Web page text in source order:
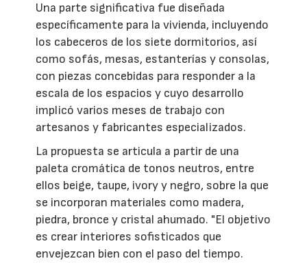
Una parte significativa fue diseñada
específicamente para la vivienda, incluyendo
los cabeceros de los siete dormitorios, así
como sofás, mesas, estanterías y consolas,
con piezas concebidas para responder a la
escala de los espacios y cuyo desarrollo
implicó varios meses de trabajo con
artesanos y fabricantes especializados.
La propuesta se articula a partir de una
paleta cromática de tonos neutros, entre
ellos beige, taupe, ivory y negro, sobre la que
se incorporan materiales como madera,
piedra, bronce y cristal ahumado. "El objetivo
es crear interiores sofisticados que
envejezcan bien con el paso del tiempo.